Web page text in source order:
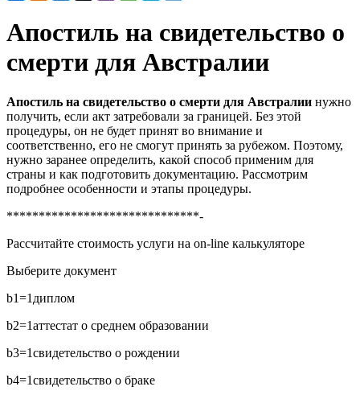
Апостиль на свидетельство о
смерти для Австралии
Апостиль на свидетельство о смерти для Австралии нужно
получить, если акт затребовали за границей. Без этой
процедуры, он не будет принят во внимание и
соответственно, его не смогут принять за рубежом. Поэтому,
нужно заранее определить, какой способ применим для
страны и как подготовить документацию. Рассмотрим
подробнее особенности и этапы процедуры.
******************************-
Рассчитайте стоимость услуги на on-line калькуляторе
Выберите документ
b1=1 диплом
b2=1аттестат о среднем образовании
b3=1свидетельство о рождении
b4=1свидетельство о браке